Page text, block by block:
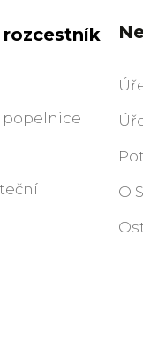
popelnice
O